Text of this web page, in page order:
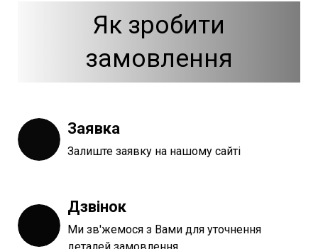
Як зробити
замовлення
Заявка
Залиште заявку на нашому сайті
Дзвінок
Ми зв'жемося з Вами для уточнення